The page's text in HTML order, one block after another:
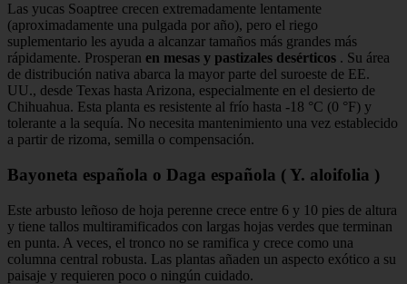
Las yucas Soaptree crecen extremadamente lentamente
(aproximadamente una pulgada por año), pero el riego
suplementario les ayuda a alcanzar tamaños más grandes más
rápidamente. Prosperan en mesas y pastizales desérticos . Su área
de distribución nativa abarca la mayor parte del suroeste de EE.
UU., desde Texas hasta Arizona, especialmente en el desierto de
Chihuahua. Esta planta es resistente al frío hasta -18 °C (0 °F) y
tolerante a la sequía. No necesita mantenimiento una vez establecido
a partir de rizoma, semilla o compensación.
Bayoneta española o Daga española ( Y. aloifolia )
Este arbusto leñoso de hoja perenne crece entre 6 y 10 pies de altura
y tiene tallos multiramificados con largas hojas verdes que terminan
en punta. A veces, el tronco no se ramifica y crece como una
columna central robusta. Las plantas añaden un aspecto exótico a su
paisaje y requieren poco o ningún cuidado.